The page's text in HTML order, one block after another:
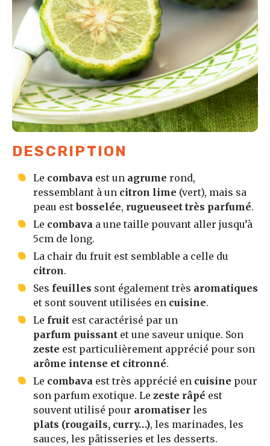
DESCRIPTION
Le combava est un agrume rond,
ressemblant à un citron lime (vert), mais sa
peau estbosselée, rugueuseet très parfumé.
Le combava a une taille pouvant aller jusqu’à
5cm de long.
La chair du fruit est semblable a celle du
citron.
Ses feuilles sont également très aromatiques
et sont souvent utilisées en cuisine.
Le fruit est caractérisé par un
parfum puissant et une saveur unique. Son
zeste est particulièrement apprécié pour son
arôme intense et citronné.
Le combava est très apprécié en cuisine pour
son parfum exotique. Le zeste râpé est
souvent utilisé pour aromatiser les
plats (rougails, curry…), les marinades, les
sauces, les pâtisseries et les desserts.